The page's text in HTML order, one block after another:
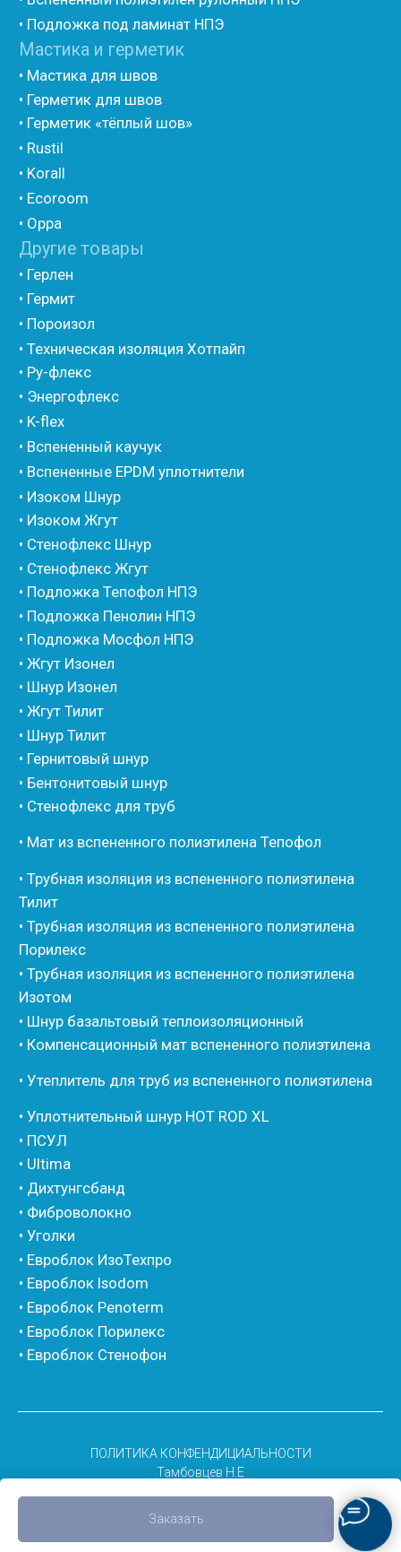
Заказать
Изотом
• Шнур базальтовый теплоизоляционный
• Компенсационный мат вспененного полиэтилена
• Утеплитель для труб из вспененного полиэтилена
• Уплотнительный шнур HOT ROD XL
• ПСУЛ
• Ultima
• Дихтунгсбанд
• Уголки
• Евроблок ИзоТехпро
• Евроблок Penoterm
• Евроблок Порилекс
ПОЛИТИКА КОНФЕНДИЦИАЛЬНОСТИ
Тамбовцев Н.E